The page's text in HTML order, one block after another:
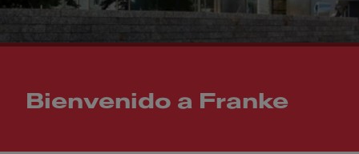
Bienvenido a Franke